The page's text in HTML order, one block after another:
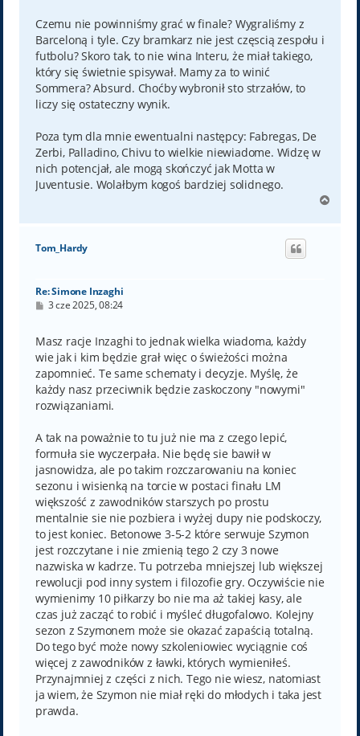
Czemu nie powinniśmy grać w finale? Wygraliśmy z
Barceloną i tyle. Czy bramkarz nie jest częscią zespołu i
futbolu? Skoro tak, to nie wina Interu, że miał takiego,
który się świetnie spisywał. Mamy za to winić
Sommera? Absurd. Choćby wybronił sto strzałów, to
liczy się ostateczny wynik.
Poza tym dla mnie ewentualni następcy: Fabregas, De
Zerbi, Palladino, Chivu to wielkie niewiadome. Widzę w
nich potencjał, ale mogą skończyć jak Motta w
Juventusie. Wolałbym kogoś bardziej solidnego.
g
Tom_Hardy
Re: Simone Inzaghi
P
t
3 cze 2025, 08:24
Masz racje Inzaghi to jednak wielka wiadoma, każdy
wie jak i kim będzie grał więc o świeżości można
zapomnieć. Te same schematy i decyzje. Myślę, że
każdy nasz przeciwnik będzie zaskoczony "nowymi"
rozwiązaniami.
A tak na poważnie to tu już nie ma z czego lepić,
formuła sie wyczerpała. Nie będę sie bawił w
jasnowidza, ale po takim rozczarowaniu na koniec
sezonu i wisienką na torcie w postaci finału LM
większość z zawodników starszych po prostu
mentalnie sie nie pozbiera i wyżej dupy nie podskoczy,
to jest koniec. Betonowe 3-5-2 które serwuje Szymon
jest rozczytane i nie zmienią tego 2 czy 3 nowe
nazwiska w kadrze. Tu potrzeba mniejszej lub większej
rewolucji pod inny system i filozofie gry. Oczywiście nie
wymienimy 10 piłkarzy bo nie ma aż takiej kasy, ale
czas już zacząć to robić i myśleć długofalowo. Kolejny
sezon z Szymonem może sie okazać zapaścią totalną.
Do tego być może nowy szkoleniowiec wyciągnie coś
więcej z zawodników z ławki, których wymieniłeś.
Przynajmniej z części z nich. Tego nie wiesz, natomiast
ja wiem, że Szymon nie miał ręki do młodych i taka jest
prawda.